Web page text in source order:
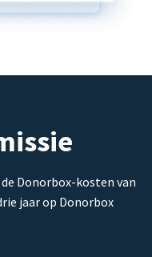
Donorbox-kosten van
jaar op Donorbox